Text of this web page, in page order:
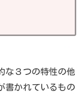
な３つの特性の他
書かれているもの